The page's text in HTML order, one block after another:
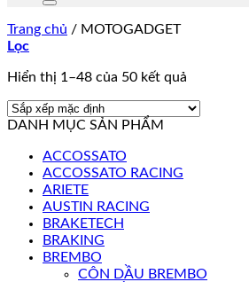
Trang chủ / MOTOGADGET
Lọc
Hiển thị 1–48 của 50 kết quả
DANH MỤC SẢN PHẨM
ACCOSSATO
ACCOSSATO RACING
ARIETE
AUSTIN RACING
BRAKETECH
BRAKING
BREMBO
CÔN DẦU BREMBO